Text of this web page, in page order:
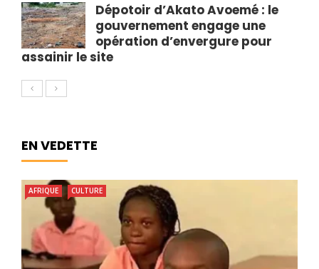
Dépotoir d’Akato Avoemé : le
gouvernement engage une
opération d’envergure pour
assainir le site
EN VEDETTE
AFRIQUE CULTURE